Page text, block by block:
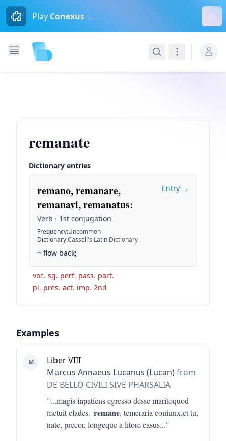
Play Conexus →
SearchNavigation
remanate
Dictionary entries
remano, remanare,
remanavi, remanatus:
Verb · 1st conjugation
Frequency:Uncommon
Dictionary:Cassell's Latin Dictionary
= flow back;
Entry →
voc. sg. perf. pass. part.
pl. pres. act. imp. 2nd
Examples
M
Liber VIII
Marcus Annaeus Lucanus (Lucan)from
DE BELLO CIVILI SIVE PHARSALIA
"...magis inpatiens egresso desse maritoquod
metuit clades. 'remane, temeraria coniunx,et tu,
nate, precor, longeque a litore casus..."